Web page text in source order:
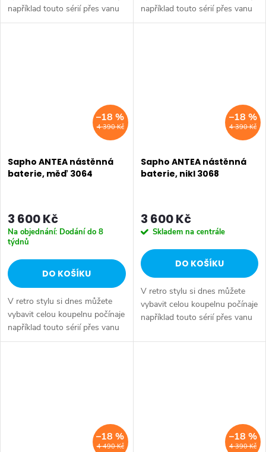
například touto sérií přes vanu
Retro, doplňky Diamond až po
například touto sérií přes vanu
Retro, doplňky Diamond až po
4 390 Kč
–18 %
Sapho ANTEA nástěnná
baterie, měď 3064
3 600 Kč
Na objednání: Dodání do 8
týdnů
DO KOŠÍKU
V retro stylu si dnes můžete
vybavit celou koupelnu počínaje
například touto sérií přes vanu
Retro, doplňky Diamond až po
4 390 Kč
–18 %
Sapho ANTEA nástěnná
baterie, nikl 3068
3 600 Kč
Skladem na centrále
DO KOŠÍKU
V retro stylu si dnes můžete
vybavit celou koupelnu počínaje
například touto sérií přes vanu
keramiku Retro nebo Classic.
4 490 Kč
–18 %
4 390 Kč
–18 %